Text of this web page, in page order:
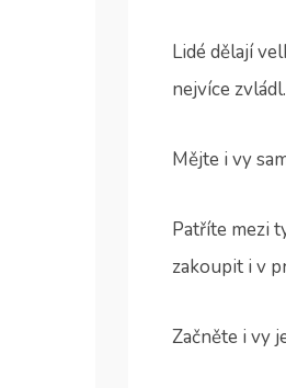
Lidé dělají
nejvíce zvládl.
Mějte i vy
Patříte mezi
zakoupit i v
Začněte i vy